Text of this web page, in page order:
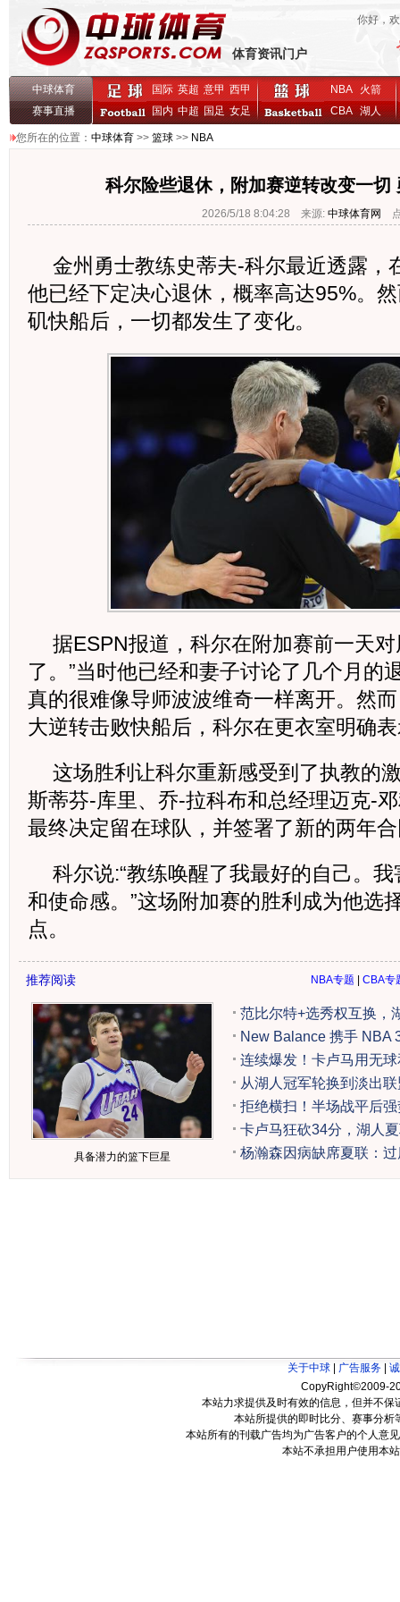
体育资讯门户
你好，
中球体育
赛事直播
国际 英超 意甲 西甲
国内 中超 国足 女足
NBA
火箭
CBA湖人
您所在的位置： 中球体育 >> 篮球 >> NBA
科尔险些退休，附加赛逆转改变一切
2026/5/18 8:04:28 来源: 中球体育网
金州勇士教练史蒂夫-科尔最近透露，
他已经下定决心退休，概率高达95%。
矶快船后，一切都发生了变化。
据ESPN报道，科尔在附加赛前一天
了。”当时他已经和妻子讨论了几个月的
真的很难像导师波波维奇一样离开。然
大逆转击败快船后，科尔在更衣室明确表
这场胜利让科尔重新感受到了执教的
斯蒂芬-库里、乔-拉科布和总经理迈克-
最终决定留在球队，并签署了新的两年
科尔说:“教练唤醒了我最好的自己。
和使命感。”这场附加赛的胜利成为他选
点。
推荐阅读 NBA专题 CBA专
范比尔特+选秀权互换，
New Balance 携手 NBA
连续爆发！卡卢马用无
从湖人冠军轮换到淡出
拒绝横扫！半场战平后
卡卢马狂砍34分，湖人
杨瀚森因病缺席夏联：
具备潜力的篮下巨星
关于中球 广告服务
CopyRight©2009-
本站力求提供及时有效的信息，但并不
本站所提供的即时比分、赛事分
本站所有的刊载广告均为广告客户的个人意
本站不承担用户使用本